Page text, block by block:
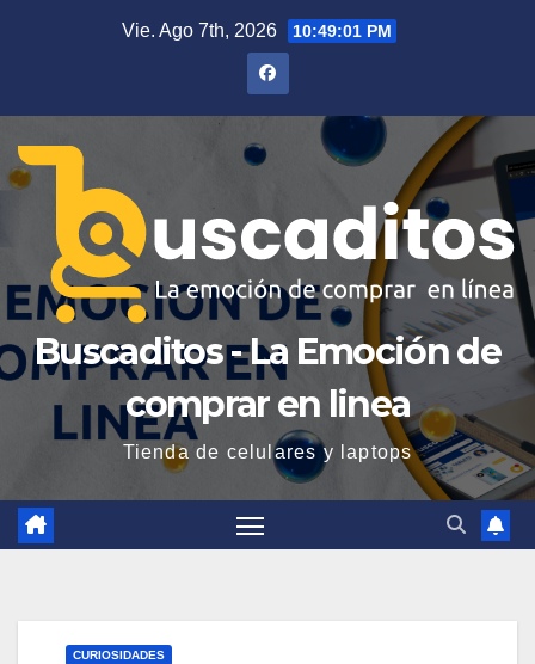
Vie. Ago 7th, 2026 10:49:03 PM
Buscaditos - La Emoción de
comprar en linea
Tienda de celulares y laptops
CURIOSIDADES